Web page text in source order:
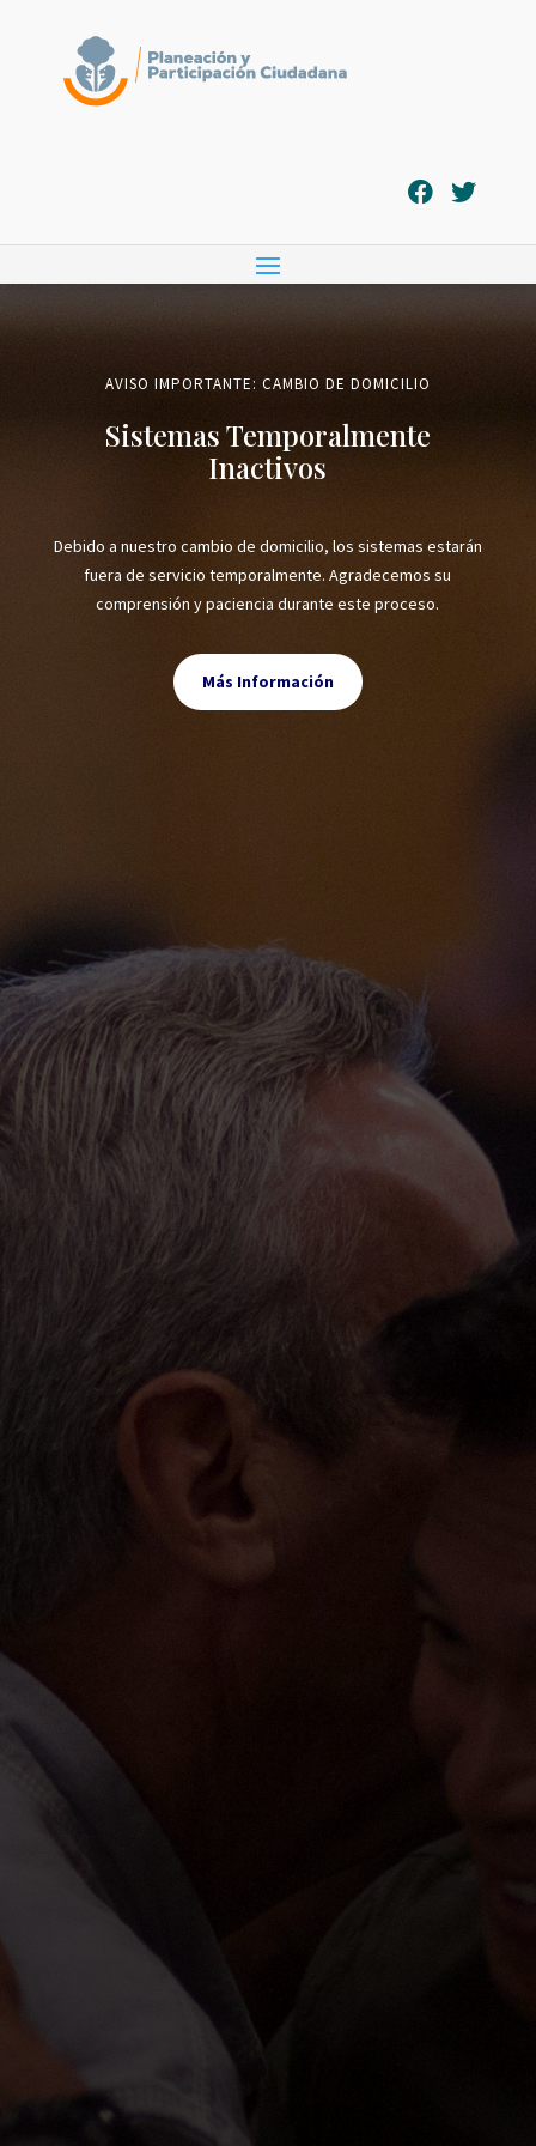
AVISO IMPORTANTE: CAMBIO DE DOMICILIO
Sistemas Temporalmente
Inactivos
Debido a nuestro cambio de domicilio, los sistemas estarán
fuera de servicio temporalmente. Agradecemos su
comprensión y paciencia durante este proceso.
Más Información